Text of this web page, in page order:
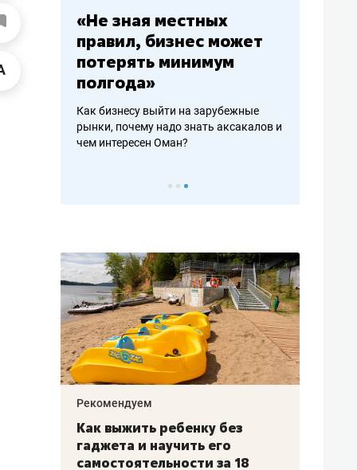
работа «Не зная местных
правил, бизнес может
потерять минимум
полгода»
Как бизнесу выйти на зарубежные
рынки, почему надо знать аксакалов и
чем интересен Оман?
–
Рекомендуем
Как выжить ребенку без
гаджета и научить его
самостоятельности за 18